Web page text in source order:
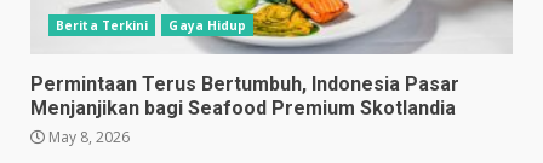
Berita Terkini Gaya Hidup
Permintaan Terus Bertumbuh, Indonesia Pasar
Menjanjikan bagi Seafood Premium Skotlandia
May 8, 2026